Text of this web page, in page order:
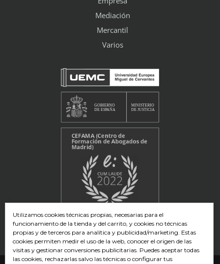
Mediación
Mercantil
Varios
Utilizamos cookies técnicas propias, necesarias para el
funcionamiento de la tienda y del carrito, y cookies no técnicas
propias y de terceros para analítica y publicidad/marketing. Estas
cookies permiten medir el uso de la web, conocer el origen de las
visitas y gestionar conversiones publicitarias. Puedes aceptar todas
las cookies, rechazarlas salvo las técnicas o configurar tus